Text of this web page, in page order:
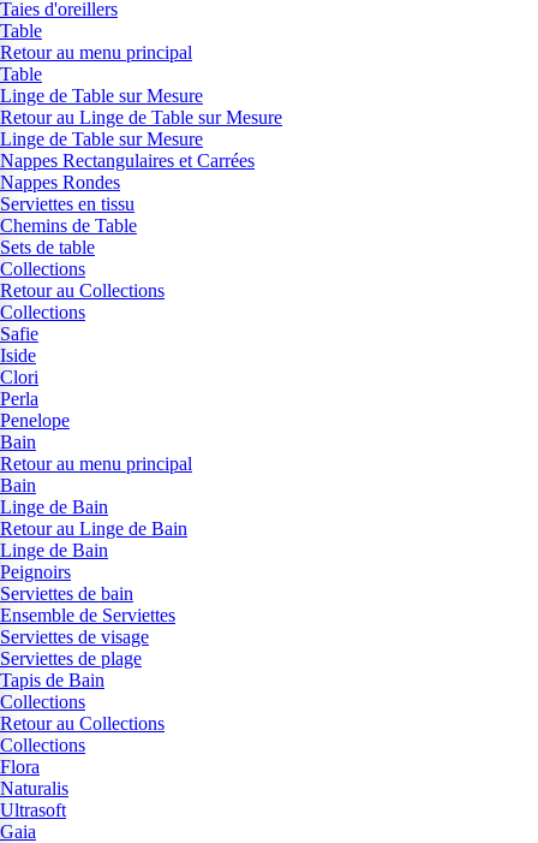
Taies d'oreillers
Table
Retour au menu principal
Table
Linge de Table sur Mesure
Retour au Linge de Table sur Mesure
Linge de Table sur Mesure
Nappes Rectangulaires et Carrées
Nappes Rondes
Serviettes en tissu
Chemins de Table
Sets de table
Collections
Retour au Collections
Collections
Safie
Iside
Clori
Perla
Penelope
Bain
Retour au menu principal
Bain
Linge de Bain
Retour au Linge de Bain
Linge de Bain
Peignoirs
Serviettes de bain
Ensemble de Serviettes
Serviettes de visage
Serviettes de plage
Tapis de Bain
Collections
Retour au Collections
Collections
Flora
Naturalis
Ultrasoft
Gaia